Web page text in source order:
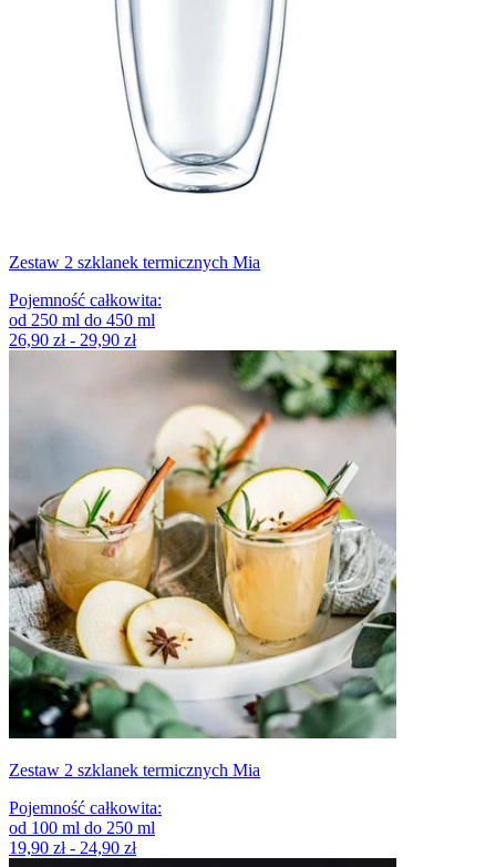
Zestaw 2 szklanek termicznych Mia
Pojemność całkowita:
od 250 ml do 450 ml
26,90 zł - 29,90 zł
Zestaw 2 szklanek termicznych Mia
Pojemność całkowita:
od 100 ml do 250 ml
19,90 zł - 24,90 zł